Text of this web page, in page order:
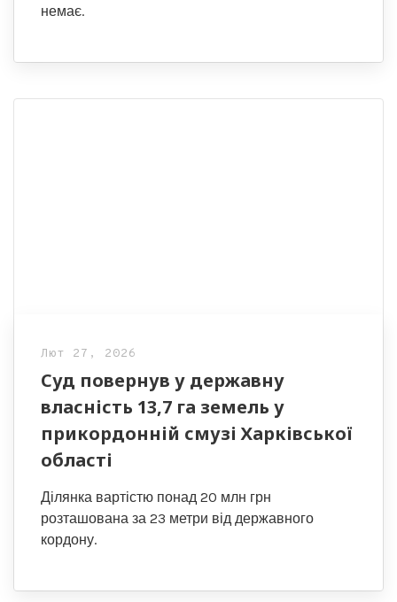
немає.
Лют 27, 2026
Суд повернув у державну
власність 13,7 га земель у
прикордонній смузі Харківської
області
Ділянка вартістю понад 20 млн грн
розташована за 23 метри від державного
кордону.